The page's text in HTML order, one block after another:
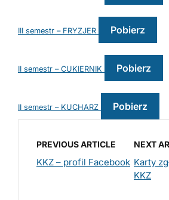
III semestr – FRYZJER Pobierz
II semestr – CUKIERNIK Pobierz
II semestr – KUCHARZ Pobierz
PREVIOUS ARTICLE
KKZ – profil Facebook
NEXT
Karty
KKZ